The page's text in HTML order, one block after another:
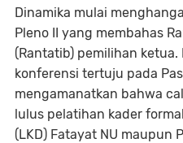
‎​Dinamika mulai
Pleno II yang membahas
(Rantatib) pemilihan
konferensi tertuju pada
mengamanatkan bahwa
lulus pelatihan kader
(LKD) Fatayat NU maupun